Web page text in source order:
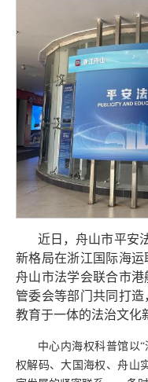
近日，舟山市平安
新格局在浙江国际海
舟山市法学会联合市
管委会等部门共同打
教育于一体的法治文化
中心内海权科普馆以
权解码、大国海权、舟山